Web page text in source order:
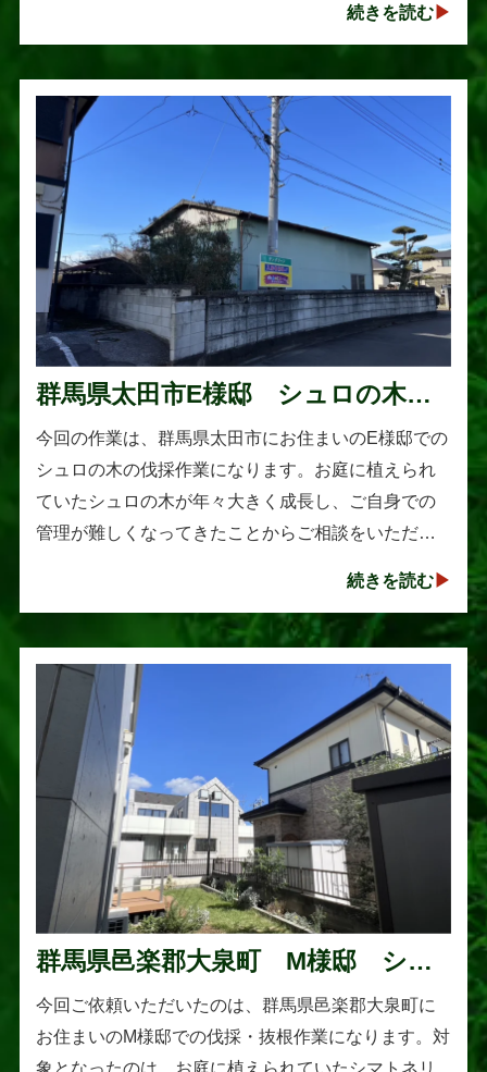
続きを読む
群馬県太田市E様邸 シュロの木の
伐採作業
今回の作業は、群馬県太田市にお住まいのE様邸での
シュロの木の伐採作業になります。お庭に植えられ
ていたシュロの木が年々大きく成長し、ご自身での
管理が難しくなってきたことからご相談をいただき
続きを読む
群馬県邑楽郡大泉町 M様邸 シマ
トネリコの伐採と抜根作業
今回ご依頼いただいたのは、群馬県邑楽郡大泉町に
お住まいのM様邸での伐採・抜根作業になります。対
象となったのは、お庭に植えられていたシマトネリ